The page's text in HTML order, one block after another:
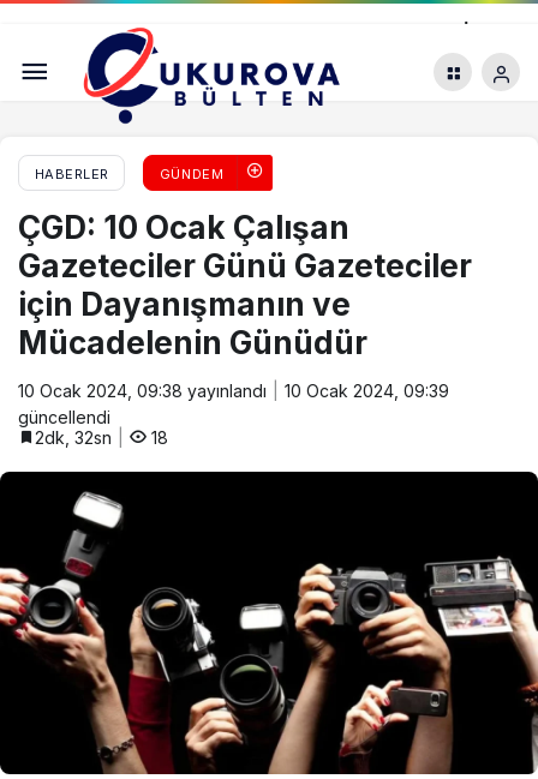
HABERLER GÜNDEM
ÇGD: 10 Ocak Çalışan
Gazeteciler Günü Gazeteciler
için Dayanışmanın ve
Mücadelenin Günüdür
10 Ocak 2024, 09:38 yayınlandı
10 Ocak 2024, 09:39
güncellendi
2dk, 32sn
18
Mersin’de 10 Ocak Çalışan Gazeteciler Günü İçin
Seminer Düzenlendi